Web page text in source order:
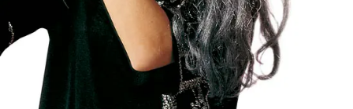
Kosárba
Boszorkány
seprű
fekete